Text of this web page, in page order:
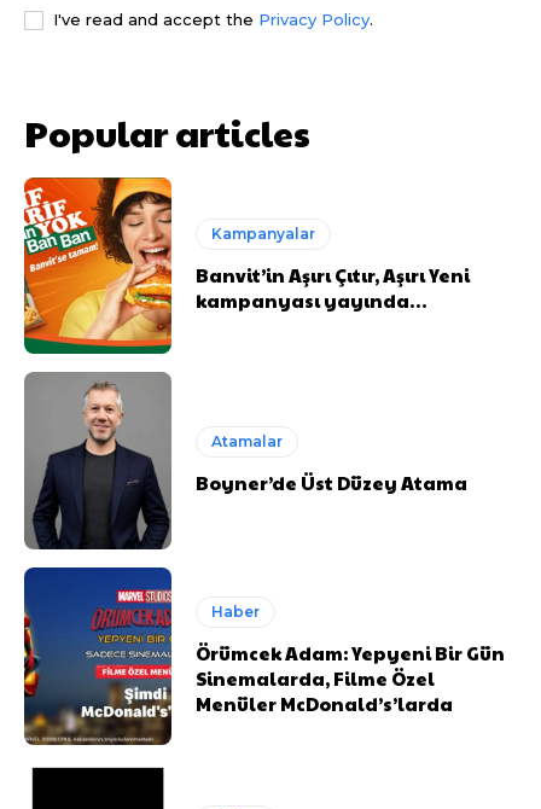
I've read and accept the Privacy Policy.
Popular articles
Kampanyalar
Banvit’in Aşırı Çıtır, Aşırı Yeni
kampanyası yayında…
Atamalar
Boyner’de Üst Düzey Atama
Haber
Örümcek Adam: Yepyeni Bir Gün
Sinemalarda, Filme Özel
Menüler McDonald’s’larda